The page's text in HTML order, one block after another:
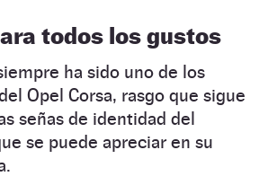
todos los gustos
ha sido uno de los
Opel Corsa, rasgo que sigue
señas de identidad del
se puede apreciar en su